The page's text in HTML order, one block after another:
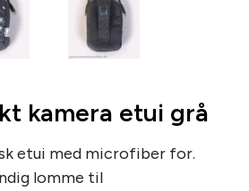
kamera etui grå
etui med microfiber for.
lomme til